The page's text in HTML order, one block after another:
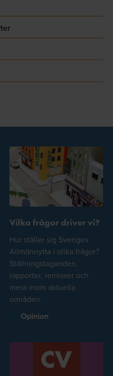
Vilka frågor driver vi?
Hur ställer sig Sveriges
Allmännytta i olika frågor?
Ställningstaganden,
rapporter, remisser och
mera inom aktuella
områden.
Opinion